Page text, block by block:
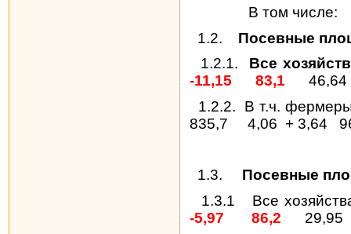
В том числе:
1.2.
Посевные
1.2.1.
Все
-11,15
83,1
46,64
1.2.2.
В т.ч.
835,7
4,06 + 3,64
1.3.
Посевные
1.3.1
Все
-5,97
86,2
29,95